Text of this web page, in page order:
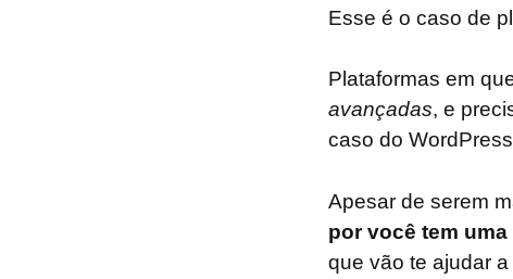
Esse é o caso de
Plataformas em
avançadas, e
caso do
Apesar de serem
por você tem
que vão te ajudar